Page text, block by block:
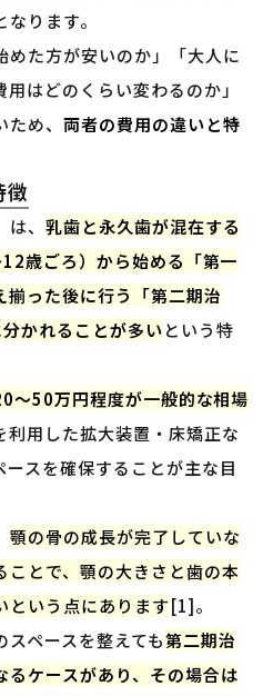
なります。
めた方が安いのか」「大人に
はどのくらい変わるのか」
ため、両者の費用の違いと特
徴
は、乳歯と永久歯が混在する
歳ごろ）から始める「第一
揃った後に行う「第二期治
かれることが多いという特
〜50万円程度が一般的な相場
利用した拡大装置・床矯正な
スを確保することが主な目
顎の骨の成長が完了していな
ことで、顎の大きさと歯の本
という点にあります[1]。
ペースを整えても第二期治
るケースがあり、その場合は